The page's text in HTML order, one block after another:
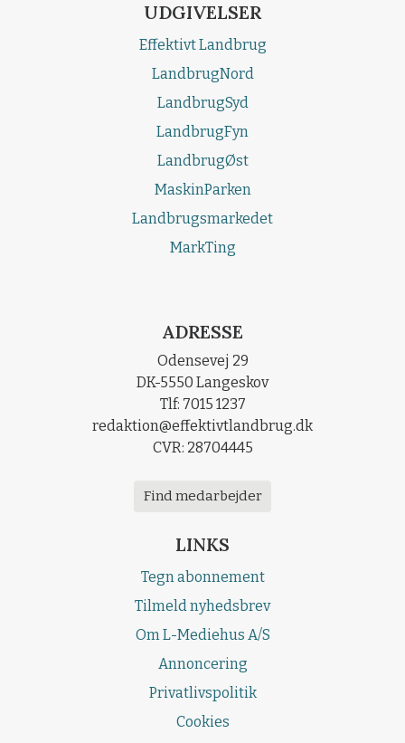
UDGIVELSER
Effektivt Landbrug
LandbrugNord
LandbrugSyd
LandbrugFyn
LandbrugØst
MaskinParken
Landbrugsmarkedet
MarkTing
ADRESSE
Odensevej 29
DK-5550 Langeskov
Tlf: 7015 1237
redaktion@effektivtlandbrug.dk
CVR: 28704445
Find medarbejder
LINKS
Tegn abonnement
Tilmeld nyhedsbrev
Om L-Mediehus A/S
Annoncering
Privatlivspolitik
Cookies